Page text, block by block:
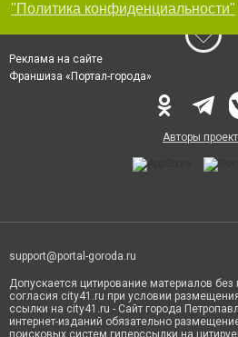
"Политика конфиденциальности"
Реклама на сайте
Франшиза «Портал-города»
Авторы
support@portal-goroda.ru
Допускается цитирование материалов
согласия city41.ru при условии
ссылки на city41.ru - Сайт города
интернет-изданий обязательно